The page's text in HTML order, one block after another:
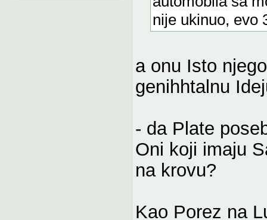
nije ukinuo, evo
a onu Isto
genihhtalnu
- da Plate
Oni koji imaju
na krovu?
Kao Porez na